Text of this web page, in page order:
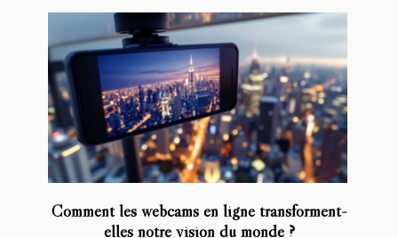
Comment les webcams en ligne transforment-
elles notre vision du monde ?